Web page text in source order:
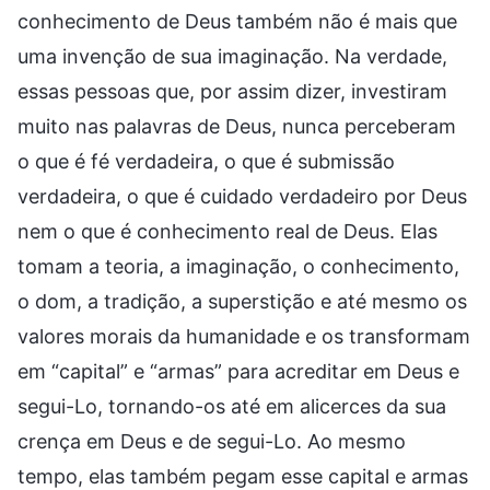
conhecimento de Deus também não é mais que
uma invenção de sua imaginação. Na verdade,
essas pessoas que, por assim dizer, investiram
muito nas palavras de Deus, nunca perceberam
o que é fé verdadeira, o que é submissão
verdadeira, o que é cuidado verdadeiro por Deus
nem o que é conhecimento real de Deus. Elas
tomam a teoria, a imaginação, o conhecimento,
o dom, a tradição, a superstição e até mesmo os
valores morais da humanidade e os transformam
em “capital” e “armas” para acreditar em Deus e
segui-Lo, tornando-os até em alicerces da sua
crença em Deus e de segui-Lo. Ao mesmo
tempo, elas também pegam esse capital e armas